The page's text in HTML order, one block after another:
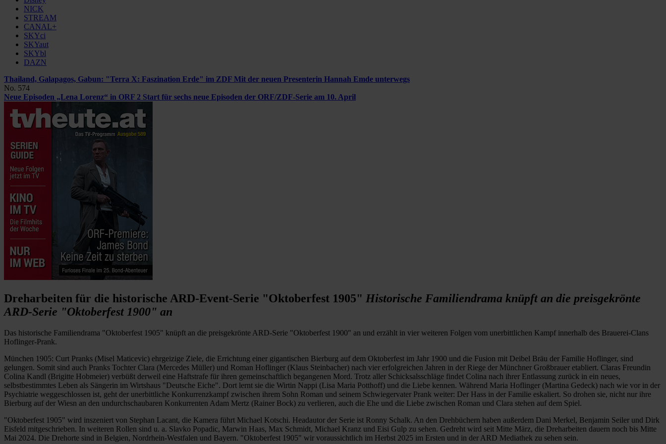
NICK
STREAM
CANAL+
SKYci
SKYaut
SKYbl
DAZN
Thailand, Galapagos, Gabun: "Terra X: Faszination Erde" im ZDF Mit der neuen Presenterin Hannah Emde unterwegs
No. 574
Neue Episoden „Lena Lorenz“ in ORF 2 Start für sechs neue Episoden der ORF/ZDF-Serie am 10. April
Dreharbeiten für die historische ARD-Event-Serie "Oktoberfest 1905" Historische Familiendrama knüpft an die preisgekrönte
ARD-Serie "Oktoberfest 1900" an
Das historische Familiendrama "Oktoberfest 1905" knüpft an die preisgekrönte ARD-Serie "Oktoberfest 1900" an und erzählt in vier weiteren Folgen vom unerbittlichen Kampf innerhalb des Brauerei-Clans
Hoflinger-Prank.
München 1905: Curt Pranks (Misel Maticevic) ehrgeizige Ziele, die Errichtung einer gigantischen Bierburg auf dem Oktoberfest im Jahr 1900 und die Fusion mit Deibel Bräu der Familie Hoflinger, sind
gelungen. Somit sind auch Pranks Tochter Clara (Mercedes Müller) und Roman Hoflinger (Klaus Steinbacher) nach vier erfolgreichen Jahren in der Riege der Münchner Großbrauer etabliert. Claras Freundin
Colina Kandl (Brigitte Hobmeier) verbüßt derweil eine Haftstrafe für ihren gemeinschaftlich begangenen Mord. Trotz aller Schicksalsschläge findet Colina nach ihrer Entlassung zurück in ein neues,
selbstbestimmtes Leben als Sängerin im Wirtshaus "Deutsche Eiche". Dort lernt sie die Wirtin Nappi (Lisa Maria Potthoff) und die Liebe kennen. Während Maria Hoflinger (Martina Gedeck) nach wie vor in der
Psychiatrie weggeschlossen ist, geht der unerbittliche Konkurrenzkampf zwischen ihrem Sohn Roman und seinem Schwiegervater Prank weiter: Der Hass in der Familie eskaliert. So drohen sie, nicht nur ihre
Bierburg auf der Wiesn an den undurchschaubaren Konkurrenten Adam Mertz (Rainer Bock) zu verlieren, auch die Ehe und die Liebe zwischen Roman und Clara stehen auf dem Spiel.
"Oktoberfest 1905" wird inszeniert von Stephan Lacant, die Kamera führt Michael Kotschi. Headautor der Serie ist Ronny Schalk. An den Drehbüchern haben außerdem Dani Merkel, Benjamin Seiler und Dirk
Eisfeld mitgeschrieben. In weiteren Rollen sind u. a. Slavko Popadic, Marwin Haas, Max Schmidt, Michael Kranz und Eisi Gulp zu sehen. Gedreht wird seit Mitte März, die Dreharbeiten dauern noch bis Mitte
Mai 2024. Die Drehorte sind in Belgien, Nordrhein-Westfalen und Bayern. "Oktoberfest 1905" wir voraussichtlich im Herbst 2025 im Ersten und in der ARD Mediathek zu sehen sein.